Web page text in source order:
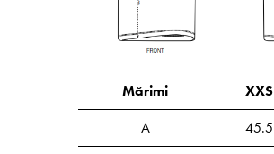
Mărimi XXS
A
45.5